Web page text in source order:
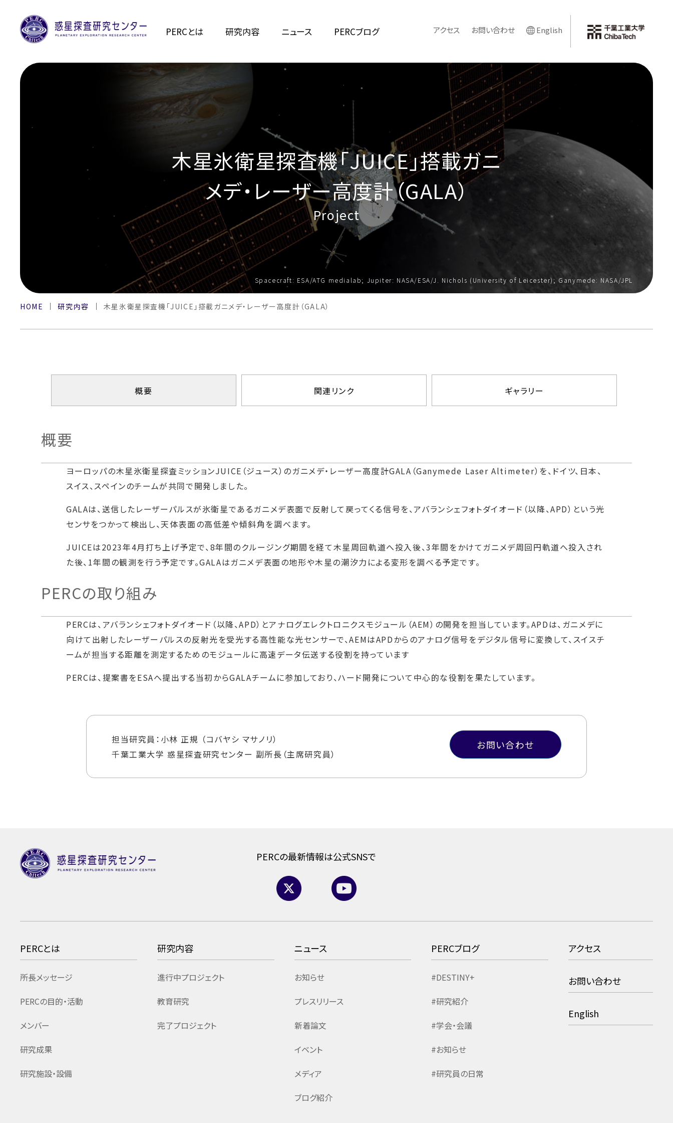
PERCとは 研究内容 ニュース PERCブログ アクセス お問い合わせ English
木星氷衛星探査機「JUICE」搭載ガニ
メデ・レーザー高度計（GALA）
Project
Spacecraft: ESA/ATG medialab; Jupiter: NASA/ESA/J. Nichols (University of Leicester); Ganymede: NASA/JPL
HOME 研究内容 木星氷衛星探査機「JUICE」搭載ガニメデ・レーザー高度計（GALA）
概要 関連リンク ギャラリー
概要
ヨーロッパの木星氷衛星探査ミッションJUICE（ジュース）のガニメデ・レーザー高度計GALA（Ganymede Laser Altimeter）を、ドイツ、日本、
スイス、スペインのチームが共同で開発しました。
GALAは、送信したレーザーパルスが氷衛星であるガニメデ表面で反射して戻ってくる信号を、アバランシェフォトダイオード（以降、APD）という光
センサをつかって検出し、天体表面の高低差や傾斜角を調べます。
JUICEは2023年4月打ち上げ予定で、8年間のクルージング期間を経て木星周回軌道へ投入後、3年間をかけてガニメデ周回円軌道へ投入され
た後、1年間の観測を行う予定です。GALAはガニメデ表面の地形や木星の潮汐力による変形を調べる予定です。
PERCの取り組み
PERCは、アバランシェフォトダイオード（以降、APD）とアナログエレクトロニクスモジュール（AEM）の開発を担当しています。APDは、ガニメデに
向けて出射したレーザーパルスの反射光を受光する高性能な光センサーで、AEMはAPDからのアナログ信号をデジタル信号に変換して、スイスチ
ームが担当する距離を測定するためのモジュールに高速データ伝送する役割を持っています
PERCは、提案書をESAへ提出する当初からGALAチームに参加しており、ハード開発について中心的な役割を果たしています。
担当研究員：小林 正規 （コバヤシ マサノリ）
千葉工業大学 惑星探査研究センター 副所長（主席研究員）
お問い合わせ
PERCの最新情報は公式SNSで
PERCとは
所長メッセージ
PERCの目的・活動
メンバー
研究成果
研究施設・設備
研究内容
進行中プロジェクト
教育研究
完了プロジェクト
ニュース
お知らせ
プレスリリース
新着論文
イベント
メディア
ブログ紹介
PERCブログ
#DESTINY+
#研究紹介
#学会・会議
#お知らせ
#研究員の日常
アクセス
お問い合わせ
English